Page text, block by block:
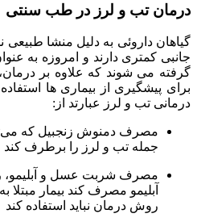
درمان تب و لرز در طب سنتی
گیاهان داروئی به دلیل منشا
جانبی کمتری دارند و امروزه به
گرفته می شوند که علاوه بر
برای پیشگیری از بیماری ها
درمانی تب و لرز عبارتد از:
مصرف دمنوش زنجبیل که
جمله تب و لرز را برطرف کند
آبلیمو مصرف کند بیمار مبتلا
روش درمان نباید استفاده کند